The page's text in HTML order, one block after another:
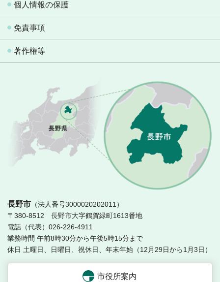
個人情報の保護
免責事項
著作権等
長野市 （法人番号3000020202011）
〒380-8512 長野市大字鶴賀緑町1613番地
電話（代表）026-226-4911
業務時間 午前8時30分から午後5時15分まで
休日 土曜日、日曜日、祝休日、年末年始（12月29日から1月3日）
市役所案内